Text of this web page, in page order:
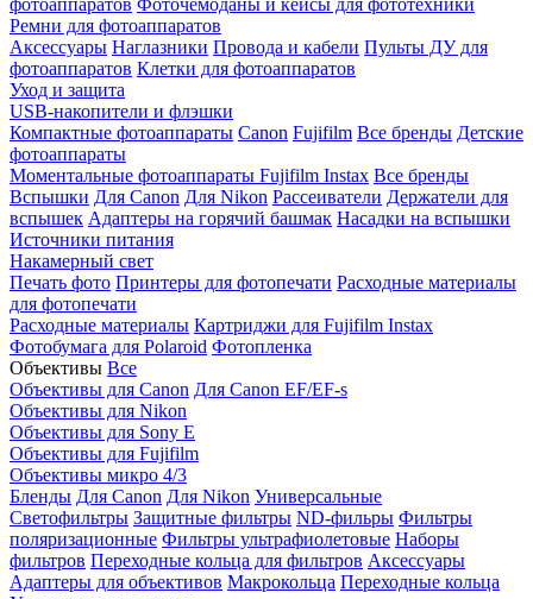
фотоаппаратов Фоточемоданы и кейсы для фототехники
Ремни для фотоаппаратов
Аксессуары Наглазники Провода и кабели Пульты ДУ для
фотоаппаратов Клетки для фотоаппаратов
Уход и защита
USB-накопители и флэшки
Компактные фотоаппараты Canon Fujifilm Все бренды Детские
фотоаппараты
Моментальные фотоаппараты Fujifilm Instax Все бренды
Вспышки Для Canon Для Nikon Рассеиватели Держатели для
вспышек Адаптеры на горячий башмак Насадки на вспышки
Источники питания
Накамерный свет
Печать фото Принтеры для фотопечати Расходные материалы
для фотопечати
Расходные материалы Картриджи для Fujifilm Instax
Фотобумага для Polaroid Фотопленка
Объективы Все
Объективы для Canon Для Canon EF/EF-s
Объективы для Nikon
Объективы для Sony E
Объективы для Fujifilm
Объективы микро 4/3
Бленды Для Canon Для Nikon Универсальные
Светофильтры Защитные фильтры ND-фильры Фильтры
поляризационные Фильтры ультрафиолетовые Наборы
фильтров Переходные кольца для фильтров Аксессуары
Адаптеры для объективов Макрокольца Переходные кольца